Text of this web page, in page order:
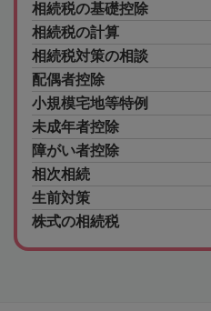
相続税の基礎控除
相続税の計算
相続税対策の相談
配偶者控除
小規模宅地等特例
未成年者控除
障がい者控除
相次相続
生前対策
株式の相続税